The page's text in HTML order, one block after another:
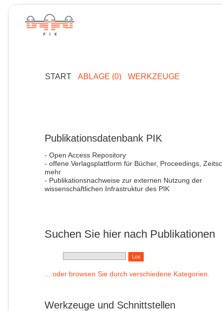
START ABLAGE (0) WERKZEUGE
Publikationsdatenbank PIK
- Open Access Repository
- offene Verlagsplattform für Bücher, Proceedings,
mehr
- Publikationsnachweise zur externen Nutzung der
wissenschaftlichen Infrastruktur des PIK
Suchen Sie hier nach Publikationen
... oder browsen Sie durch verschiedene Kategorien.
Werkzeuge und Schnittstellen